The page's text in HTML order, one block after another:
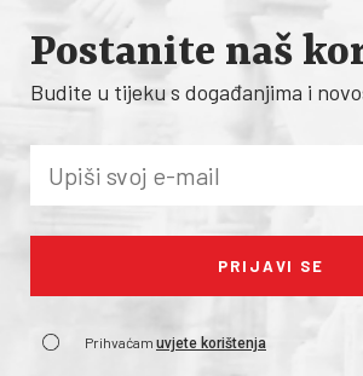
Postanite naš
Budite u tijeku s događanjima i
Prihvaćam uvjete korištenja